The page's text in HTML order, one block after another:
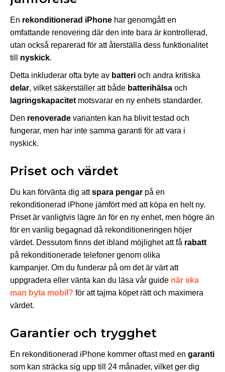
En rekonditionerad iPhone har genomgått en
omfattande renovering där den inte bara är kontrollerad,
utan också reparerad för att återställa dess funktionalitet
till nyskick.
Detta inkluderar ofta byte av batteri och andra kritiska
delar, vilket säkerställer att både batterihälsa och
lagringskapacitet motsvarar en ny enhets standarder.
Den renoverade varianten kan ha blivit testad och
fungerar, men har inte samma garanti för att vara i
nyskick.
Priset och värdet
Du kan förvänta dig attspara pengar på en
rekonditionerad iPhone jämfört med att köpa en helt ny.
Priset är vanligtvis lägre än för en ny enhet, men högre än
för en vanlig begagnad då rekonditioneringen höjer
värdet. Dessutom finns det ibland möjlighet att få rabatt
på rekonditionerade telefoner genom olika
kampanjer. Om du funderar på om det är värt att
uppgradera eller vänta kan du läsa vår guide när ska
man byta mobil? för att tajma köpet rätt och maximera
värdet.
Garantier och trygghet
En rekonditionerad iPhone kommer oftast med en garanti
som kan sträcka sig upp till 24 månader, vilket ger dig